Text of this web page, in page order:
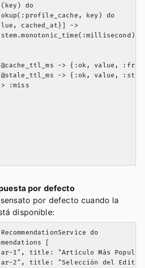
do
key) do
cached_at}] ->
-> {:ok, value,
-> {:ok, value,
:miss
por defecto
por defecto cuando la
disponible:
do
[
1", title: "Artículo Más
2", title: "Selección del